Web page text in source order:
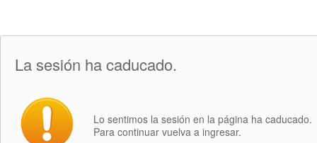
La sesión ha caducado.
Lo sentimos la sesión en la página ha caducado.
Para continuar vuelva a ingresar.